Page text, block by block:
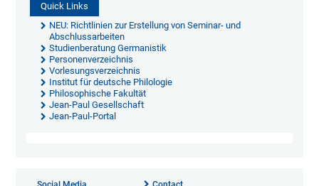
Quick Links
NEU: Richtlinien zur Erstellung von Seminar- und
Abschlussarbeiten
Studienberatung Germanistik
Personenverzeichnis
Vorlesungsverzeichnis
Institut für deutsche Philologie
Philosophische Fakultät
Jean-Paul Gesellschaft
Jean-Paul-Portal